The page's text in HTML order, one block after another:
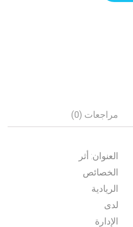
مراجعات (0)
العنوان: أثر
الخصائص
الريادية
لدى
الإدارة